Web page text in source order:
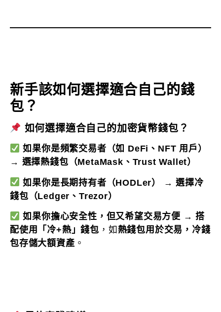
新手該如何選擇適合自己的錢
包？
如何選擇適合自己的加密貨幣錢包？
如果你是頻繁交易者（如 DeFi、NFT 用戶）
→ 選擇熱錢包（MetaMask、Trust Wallet）
如果你是長期持有者（HODLer） →選擇冷
錢包（Ledger、Trezor）
如果你擔心安全性，但又希望交易方便 →搭
配使用「冷+熱」錢包 ，如 熱錢包用於交易，冷錢
包存儲大額資產 。